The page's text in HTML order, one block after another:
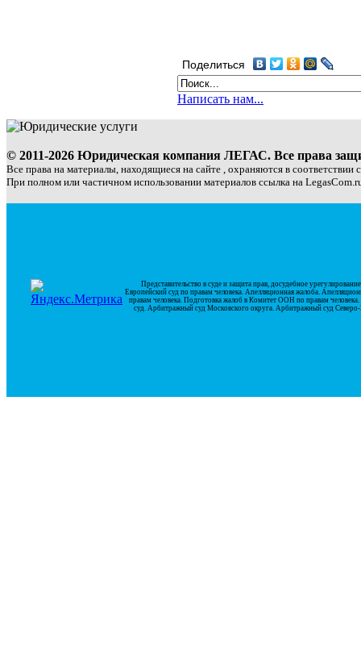
Поделиться
Написать нам...
© 2011-2026 Юридическая компания ЛЕГАС. Все права
Все права на материалы, находящиеся на сайте , охраняются в соответствии
При полном или частичном использовании материалов ссылка на
Представительство в суде и защита прав, досудебное
Европейский суд по правам человека. Апелляционная жалоба.
правам человека. Подготовка жалоб в Комитет ООН по правам
суд. Арбитражный суд Московского округа. Арбитражный суд